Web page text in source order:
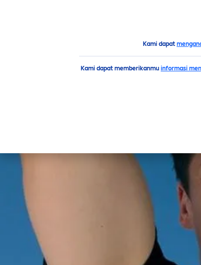
Kami dapat
Kami dapat memberikanmu informasi